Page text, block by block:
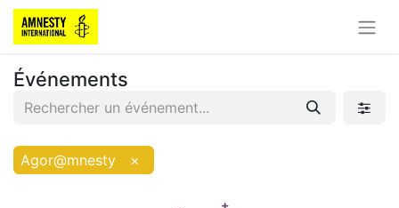
Événements
Agor@mnesty ×